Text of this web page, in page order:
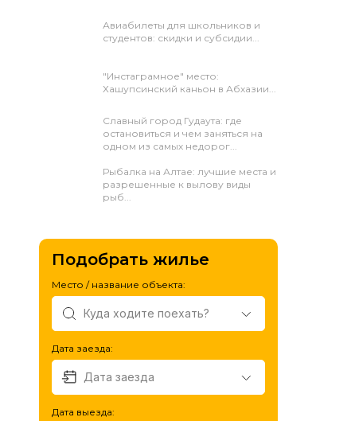
Авиабилеты для школьников и
студентов: скидки и субсидии...
"Инстаграмное" место:
Хашупсинский каньон в Абхазии...
Славный город Гудаута: где
остановиться и чем заняться на
одном из самых недорог...
Рыбалка на Алтае: лучшие места и
разрешенные к вылову виды
рыб...
Подобрать жилье
Место / название объекта:
Дата заезда:
Дата выезда: